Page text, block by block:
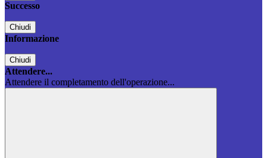
Successo
Chiudi
Informazione
Chiudi
Attendere...
Attendere il completamento dell'operazione...